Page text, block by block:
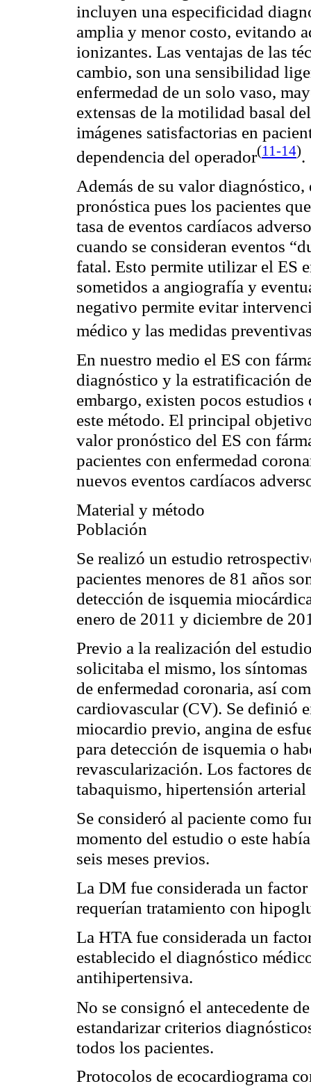
incluyen una especificidad
amplia y menor costo, evitando
ionizantes. Las ventajas de las
cambio, son una sensibilidad
enfermedad de un solo vaso,
extensas de la motilidad basal
imágenes satisfactorias en
dependencia del operador(11-14).
Además de su valor
pronóstica pues los pacientes
tasa de eventos cardíacos
cuando se consideran eventos
fatal. Esto permite utilizar el ES
sometidos a angiografía y
negativo permite evitar
médico y las medidas
En nuestro medio el ES con
diagnóstico y la estratificación
embargo, existen pocos
este método. El principal
valor pronóstico del ES con
pacientes con enfermedad
nuevos eventos cardíacos
Material y método
Población
Se realizó un estudio
pacientes menores de 81 años
detección de isquemia
enero de 2011 y diciembre de
Previo a la realización del
solicitaba el mismo, los
de enfermedad coronaria, así
cardiovascular (CV). Se definió
miocardio previo, angina de
para detección de isquemia o
revascularización. Los factores
tabaquismo, hiperten­sión
Se consideró al paciente como
momento del estudio o este
seis meses previos.
La DM fue considerada un
requerían tratamiento con
La HTA fue considerada un
establecido el diagnóstico
antihipertensiva.
No se consignó el antecedente
estandarizar criterios
todos los pacientes.
Protocolos de ecocardiograma